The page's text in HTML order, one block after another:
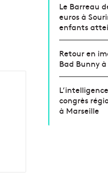
Le Barreau
euros à
enfants
Retour en
Bad Bunny
congrès
à Marseille